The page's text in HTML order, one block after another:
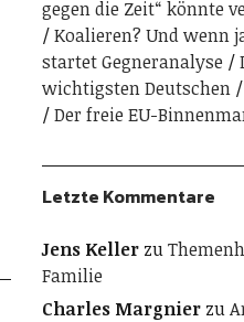
gegen die Zeit“ könnte
Koalieren? Und wenn
startet Gegneranalyse
wichtigsten Deutschen
Der freie EU-
Letzte Kommentare
Jens Kellerzu
Familie
Charles Margnierzu